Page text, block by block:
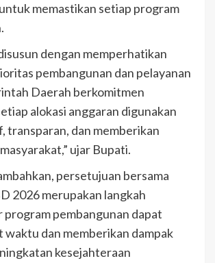
memastikan setiap program
dengan memperhatikan
pembangunan dan pelayanan
Daerah berkomitmen
alokasi anggaran digunakan
transparan, dan memberikan
ujar Bupati.
persetujuan bersama
2026 merupakan langkah
program pembangunan dapat
waktu dan memberikan dampak
kesejahteraan